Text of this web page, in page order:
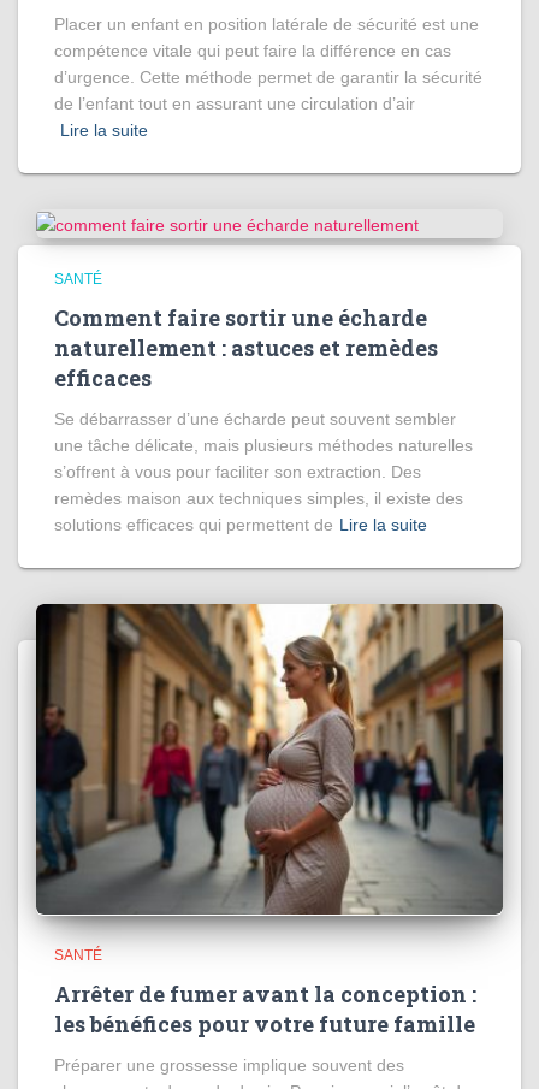
Placer un enfant en position latérale de sécurité est une
compétence vitale qui peut faire la différence en cas
d’urgence. Cette méthode permet de garantir la sécurité
de l’enfant tout en assurant une circulation d’air
Lire la suite
SANTÉ
Comment faire sortir une écharde
naturellement : astuces et remèdes
efficaces
Se débarrasser d’une écharde peut souvent sembler
une tâche délicate, mais plusieurs méthodes naturelles
s’offrent à vous pour faciliter son extraction. Des
remèdes maison aux techniques simples, il existe des
solutions efficaces qui permettent de Lire la suite
SANTÉ
Arrêter de fumer avant la conception :
les bénéfices pour votre future famille
Préparer une grossesse implique souvent des